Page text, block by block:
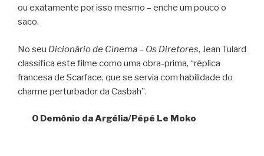
ou exatamente por isso mesmo – enche um pouco o
saco.
No seu Dicionário de Cinema – Os Diretores, Jean Tulard
classifica este filme como uma obra-prima, “réplica
francesa de Scarface, que se servia com habilidade do
charme perturbador da Casbah”.
O Demônio da Argélia/Pépé Le Moko